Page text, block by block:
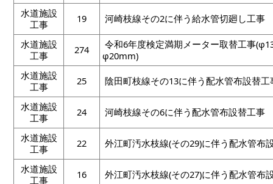
水道施設
工事
19 河崎枝線その2に伴う給水管切廻し工事
水道施設
工事
274
令和6年度検定満期メーター取替工事
φ20mm)
水道施設
工事
25 陰田町枝線その13に伴う配水管布設替工
水道施設
工事
24 河崎枝線その6に伴う配水管布設替工事
水道施設
工事
22 外江町汚水枝線(その29)に伴う配水管布
水道施設
工事
16 外江町汚水枝線(その27)に伴う配水管布